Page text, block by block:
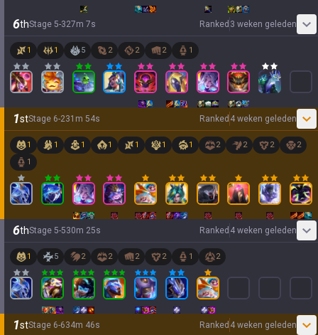
6thStage 5-327m 7s Ranked 3 weken geleden
1 1 5 2 2 2 1
1stStage 6-231 m 54s Ranked 4 weken geleden
1 1 1 1 1 1 1 2 2 2
2
1
6thStage 5-530m 25s Ranked 4 weken geleden
1 5 2 2 2 2 1 2
1stStage 6-634m 46s Ranked 4 weken geleden